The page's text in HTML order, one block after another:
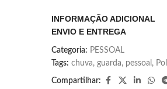
INFORMAÇÃO ADICIONAL
ENVIO E ENTREGA
Categoria: PESSOAL
Tags: chuva, guarda, pessoal ,
Compartilhar: